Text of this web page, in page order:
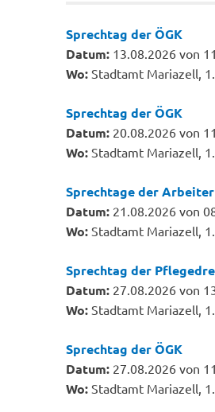
Sprechtag der ÖGK
Datum: 13.08.2026 von
Wo: Stadtamt Mariazell,
Sprechtag der ÖGK
Datum: 20.08.2026 von
Wo: Stadtamt Mariazell,
Sprechtage der
Datum: 21.08.2026 von
Wo: Stadtamt Mariazell,
Sprechtag der
Datum: 27.08.2026 von
Wo: Stadtamt Mariazell,
Sprechtag der ÖGK
Datum: 27.08.2026 von
Wo: Stadtamt Mariazell,